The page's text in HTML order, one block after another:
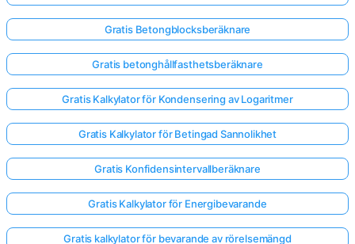
Gratis Betongblocksberäknare
Gratis betonghållfasthetsberäknare
Gratis Kalkylator för Kondensering av Logaritmer
Gratis Kalkylator för Betingad Sannolikhet
Gratis Konfidensintervallberäknare
Gratis Kalkylator för Energibevarande
Gratis kalkylator för bevarande av rörelsemängd